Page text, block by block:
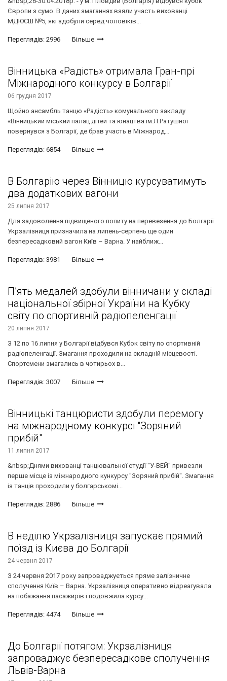
Європи з сумо. В даних змаганнях взяли участь вихованці
МДЮСШ №5, які здобули серед чоловіків...
Переглядів: 2996 Більше
Вінницька «Радість» отримала Гран-прі
Міжнародного конкурсу в Болгарії
06 грудня 2017
Щойно ансамбль танцю «Радість» комунального закладу
«Вінницький міський палац дітей та юнацтва ім.Л.Ратушної
повернувся з Болгарії, де брав участь в Міжнарод...
Переглядів: 6854 Більше
В Болгарію через Вінницю курсуватимуть
два додаткових вагони
25 липня 2017
Для задоволення підвищеного попиту на перевезення до Болгарії
Укрзалізниця призначила на липень-серпень ще один
безпересадковий вагон Київ – Варна. У найближ...
Переглядів: 3981 Більше
П’ять медалей здобули вінничани у складі
національної збірної України на Кубку
світу по спортивній радіопеленгації
20 липня 2017
З 12 по 16 липня у Болгарії відбувся Кубок світу по спортивній
радіопеленгації. Змагання проходили на складній місцевості.
Спортсмени змагались в чотирьох в...
Переглядів: 3007 Більше
Вінницькі танцюристи здобули перемогу
на міжнародному конкурсі "Зоряний
прибій"
11 липня 2017
&nbsp;Днями вихованці танцювальної студії "У-ВЕЙ" привезли
перше місце із міжнародного кункурсу "Зоряний прибій". Змагання
із танців проходили у болгарськомі...
Переглядів: 2886 Більше
В неділю Укрзалізниця запускає прямий
поїзд із Києва до Болгарії
24 червня 2017
З 24 червня 2017 року запроваджується пряме залізничне
сполучення Київ – Варна. Укрзалізниця оперативно відреагувала
на побажання пасажирів і подовжила курсу...
Переглядів: 4474 Більше
До Болгарії потягом: Укрзалізниця
запроваджує безпересадкове сполучення
Львів-Варна